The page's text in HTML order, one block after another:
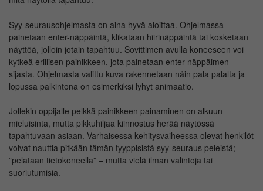
Syy-seurausohjelmasta on aina hyvä aloittaa. Ohjelmassa
painetaan enter-näppäintä, klikataan hiirinäppäintä tai kosketaan
näyttöä, jolloin jotain tapahtuu. Sovittimen avulla koneeseen voi
kytkeä erillisen painikkeen, jota painetaan enter-näppäimen
sijasta. Ohjelmasta valittu kuva rakennetaan näin pala palalta ja
lopussa palkintona on esimerkiksi lyhyt animaatio.
Jollekin oppijalle pelkkä painikkeen painaminen on alkuun
mieluisinta, mutta pikkuhiljaa kiinnostus herää näytössä
tapahtuvaan asiaan. Varhaisessa kehitysvaiheessa olevat henkilöt
voivat nauttia pitkään tämän tyyppisistä syy-seuraus peleistä;
”pelataan tietokoneella” – mutta vielä ilman valintoja tai
suoriutumisia.